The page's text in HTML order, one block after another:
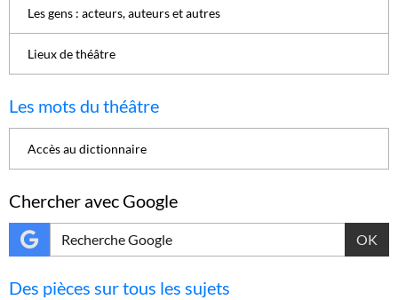
Les gens : acteurs, auteurs et autres
Lieux de théâtre
Les mots du théâtre
Accès au dictionnaire
Chercher avec Google
OK
Des pièces sur tous les sujets